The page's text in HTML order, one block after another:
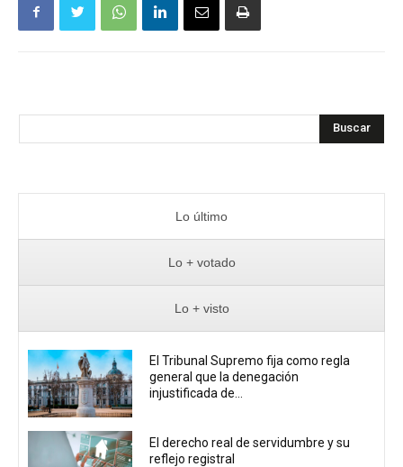
Buscar
Lo último
Lo + votado
Lo + visto
El Tribunal Supremo fija como regla
general que la denegación
injustificada de...
El derecho real de servidumbre y su
reflejo registral